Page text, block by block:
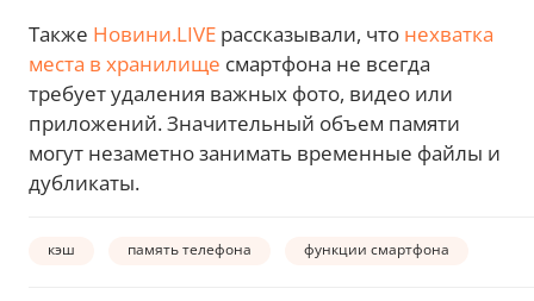
Также Новини.LIVE рассказывали, что нехватка
места в хранилище смартфона не всегда
требует удаления важных фото, видео или
приложений. Значительный объем памяти
могут незаметно занимать временные файлы и
дубликаты.
кэш память телефона функции смартфона